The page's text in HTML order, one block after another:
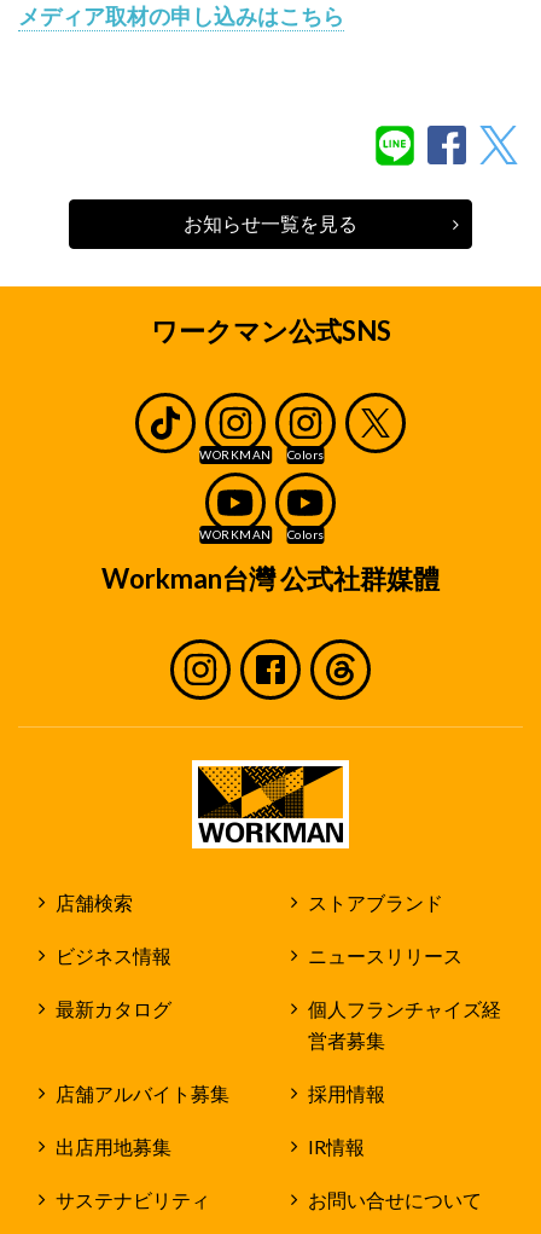
メディア取材の申し込みはこちら
お知らせ一覧を見る
ワークマン公式SNS
Workman台灣 公式社群媒體
店舗検索 ストアブランド
ビジネス情報 ニュースリリース
最新カタログ
個人フランチャイズ経
営者募集
店舗アルバイト募集 採用情報
出店用地募集 IR情報
サステナビリティ お問い合せについて